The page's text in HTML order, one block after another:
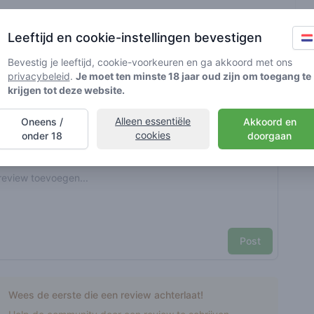
door Greenmeister. Details kunnen per shop
cannabisgebruik
reviews
Je naam hier
review
Post
Wees de eerste die een review achterlaat!
Leeftijd en cookie-instellingen bevestigen
Bevestig je leeftijd, cookie-voorkeuren en ga akkoord met ons
privacybeleid. Je moet ten minste 18 jaar oud zijn om toegang te
krijgen tot deze website.
Akkoord en
doorgaan
Alleen essentiële
cookies
Oneens /
onder 18